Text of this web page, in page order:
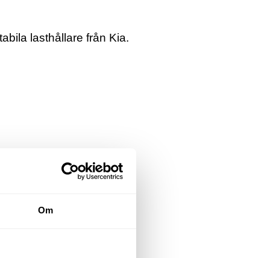
Om
lasthållare från Kia.